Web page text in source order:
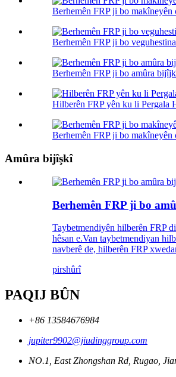
Berhemên FRP ji bo makîneyên
Berhemên FRP ji bo
Berhemên FRP ji bo amûra
Hilberên FRP yên ku li Pergala
Berhemên FRP ji bo makîneyên
Amûra bijîşkî
Berhemên FRP ji bo
Taybetmendiyên hilberên FRP
hêsan e.Van taybetmendiyan
navberê de, hilberên FRP
pirshûrî
PAQIJ BÛN
+86 13584676984
jupiter9902@jiudinggroup.com
NO.1, East Zhongshan Rd, Rugao,